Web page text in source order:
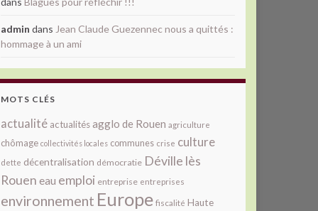
admin dans Jean Claude Guezennec nous a quittés :
hommage à un ami
MOTS CLÉS
actualité actualitésagglo de Rouen agriculture
chômage collectivités locales communes crise culture
dette décentralisation démocratie Déville lès
Rouen eau emploi entreprise entreprises
environnement Europe fiscalité Haute